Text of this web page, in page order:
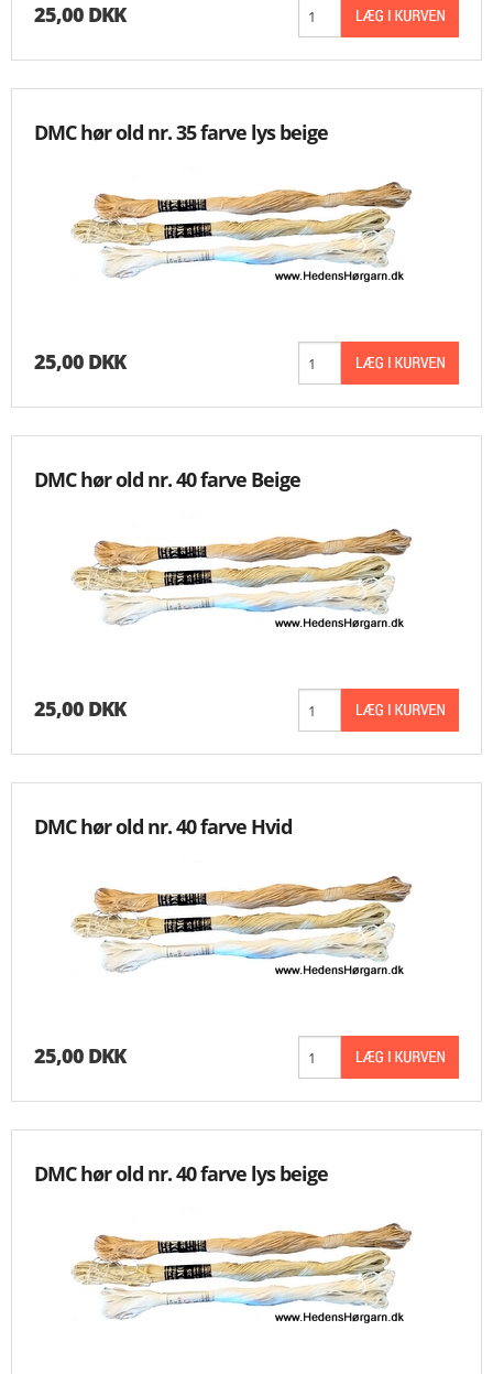
25,00 DKK
DMC hør old nr. 35 farve lys beige
25,00 DKK
DMC hør old nr. 40 farve Beige
25,00 DKK
DMC hør old nr. 40 farve Hvid
25,00 DKK
DMC hør old nr. 40 farve lys beige